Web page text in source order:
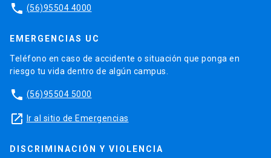
phone (56)95504 4000
EMERGENCIAS UC
Teléfono en caso de accidente o situación que ponga en
riesgo tu vida dentro de algún campus.
phone (56)95504 5000
launch Ir al sitio de Emergencias
DISCRIMINACIÓN Y VIOLENCIA